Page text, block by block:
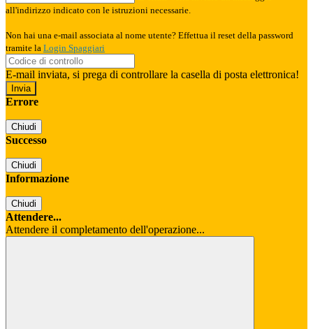
all'indirizzo indicato con le istruzioni necessarie.
Non hai una e-mail associata al nome utente? Effettua il reset della password
tramite la Login Spaggiari
E-mail inviata, si prega di controllare la casella di posta elettronica!
Errore
Chiudi
Successo
Chiudi
Informazione
Chiudi
Attendere...
Attendere il completamento dell'operazione...